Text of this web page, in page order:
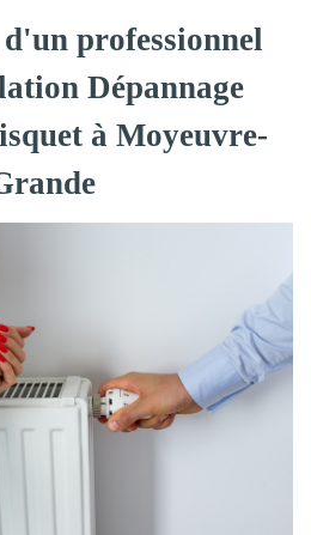
professionnel
Dépannage
à Moyeuvre-